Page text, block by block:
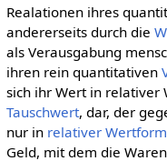
Realationen ihres
andererseits durch die
als Verausgabung
ihren rein quantitativen
sich ihr Wert in relativer
Tauschwert, dar, der
nur in relativer Wertform
Geld, mit dem die